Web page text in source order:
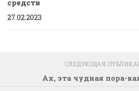
средств
27.02.2023
СЛЕДУЮЩАЯ
Ах, эта чудная пора-